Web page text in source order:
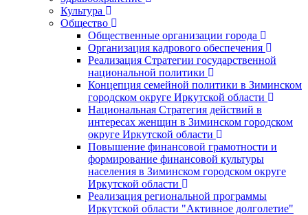
Культура
Общество
Общественные организации города
Организация кадрового обеспечения
Реализация Стратегии государственной
национальной политики
Концепция семейной политики в Зиминском
городском округе Иркутской области
Национальная Стратегия действий в
интересах женщин в Зиминском городском
округе Иркутской области
Повышение финансовой грамотности и
формирование финансовой культуры
населения в Зиминском городском округе
Иркутской области
Реализация региональной программы
Иркутской области "Активное долголетие"